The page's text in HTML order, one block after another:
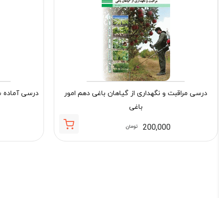
درسی مراقبت و نگهداری از گیاهان باغی دهم امور
باغی
200,000 تومان
درسی آماده